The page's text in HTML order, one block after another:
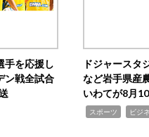
手を応援し
ン戦全試合
ドジャースタ
など岩手県産
いわてが8月
スポーツ ビジ